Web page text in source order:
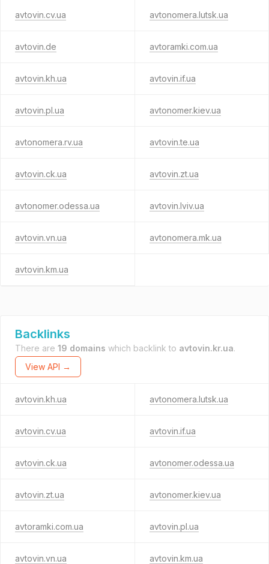
avtovin.cv.ua avtonomera.lutsk.ua
avtovin.de avtoramki.com.ua
avtovin.kh.ua avtovin.if.ua
avtovin.pl.ua avtonomer.kiev.ua
avtonomera.rv.ua avtovin.te.ua
avtovin.ck.ua avtovin.zt.ua
avtonomer.odessa.ua avtovin.lviv.ua
avtovin.vn.ua avtonomera.mk.ua
avtovin.km.ua
Backlinks
There are 19 domains which backlink to avtovin.kr.ua.
View API →
avtovin.kh.ua avtonomera.lutsk.ua
avtovin.cv.ua avtovin.if.ua
avtovin.ck.ua avtonomer.odessa.ua
avtovin.zt.ua avtonomer.kiev.ua
avtoramki.com.ua avtovin.pl.ua
avtovin.vn.ua avtovin.km.ua